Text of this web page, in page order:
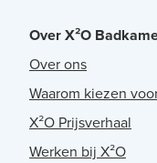
Over X²O
Over ons
Waarom kiezen
X²O Prijsverhaal
Werken bij X²O